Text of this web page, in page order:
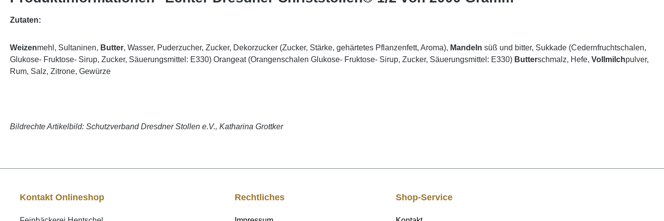
Zutaten:
Weizenmehl, Sultaninen, Butter, Wasser, Puderzucher, Zucker, Dekorzucker (Zucker, Stärke, gehärtetes Pflanzenfett, Aroma), Mandeln süß und bitter, Sukkade (Cedernfruchtschalen,
Glukose- Fruktose- Sirup, Zucker, Säuerungsmittel: E330) Orangeat (Orangenschalen Glukose- Fruktose- Sirup, Zucker, Säuerungsmittel: E330) Butterschmalz, Hefe, Vollmilchpulver,
Rum, Salz, Zitrone, Gewürze
Bildrechte Artikelbild: Schutzverband Dresdner Stollen e.V., Katharina Grottker
Kontakt Onlineshop Rechtliches Shop-Service